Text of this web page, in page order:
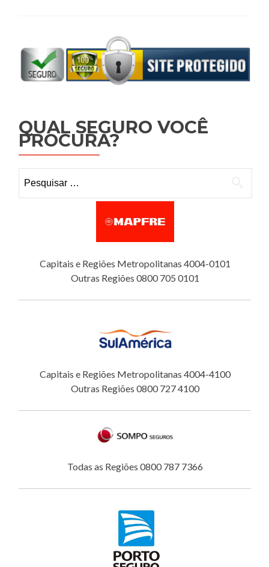
QUAL SEGURO VOCÊ
PROCURA?
Capitais e Regiões Metropolitanas 4004-0101
Outras Regiões 0800 705 0101
Capitais e Regiões Metropolitanas 4004-4100
Outras Regiões 0800 727 4100
Todas as Regiões 0800 787 7366